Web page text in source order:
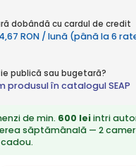
dobândă cu cardul de credit
RON / lună (până la 6
publică sau bugetară?
produsul în catalogul SEAP
de min. 600 leiintri
săptămânală — 2
cadou.